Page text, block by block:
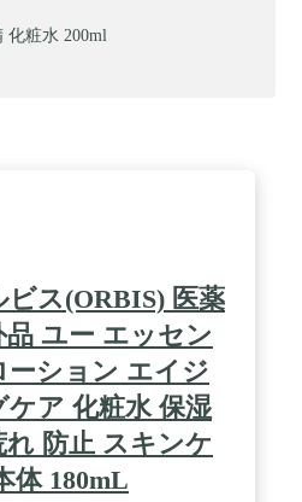
化粧水 200ml
ビス(ORBIS) 医薬
品 ユー エッセン
ーション エイジ
ケア 化粧水 保湿
れ 防止 スキンケ
体 180mL